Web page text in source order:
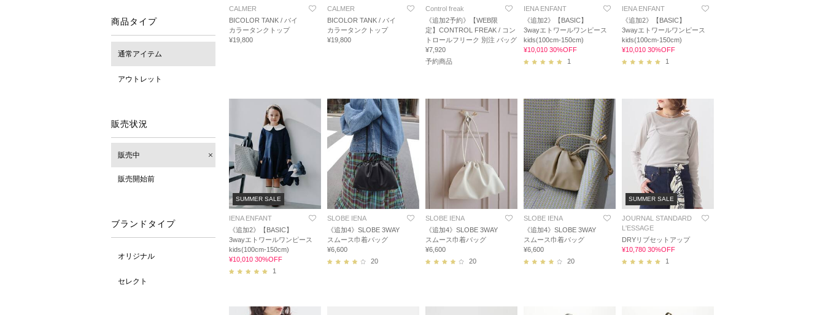
商品タイプ
通常アイテム
アウトレット
販売状況
販売中
販売開始前
ブランドタイプ
オリジナル
セレクト
CALMER
BICOLOR TANK / バイ
カラータンクトップ
¥19,800
CALMER
BICOLOR TANK / バイ
カラータンクトップ
¥19,800
Control freak
《追加2予約》【WEB限
定】CONTROL FREAK / コン
トロールフリーク 別注 バッグ
¥7,920
予約商品
IENA ENFANT
《追加2》【BASIC】
3wayエトワールワンピース
kids(100cm-150cm)
¥10,010 30%OFF
1
IENA ENFANT
《追加2》【BASIC】
3wayエトワールワンピース
kids(100cm-150cm)
¥10,010 30%OFF
1
SUMMER SALE
IENA ENFANT
《追加2》【BASIC】
3wayエトワールワンピース
kids(100cm-150cm)
¥10,010 30%OFF
1
SLOBE IENA
《追加4》SLOBE 3WAY
スムース巾着バッグ
¥6,600
20
SLOBE IENA
《追加4》SLOBE 3WAY
スムース巾着バッグ
¥6,600
20
SLOBE IENA
《追加4》SLOBE 3WAY
スムース巾着バッグ
¥6,600
20
SUMMER SALE
JOURNAL STANDARD
L'ESSAGE
DRYリブセットアップ
¥10,780 30%OFF
1